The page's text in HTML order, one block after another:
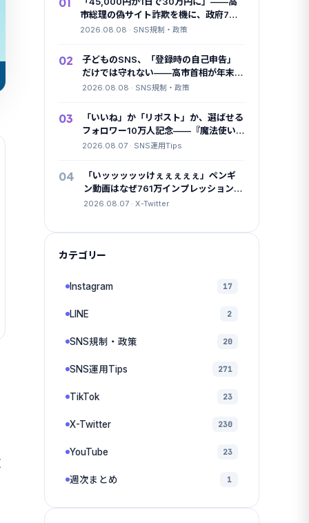
市総理の偽サイト詐欺を機に、政府7府
省庁がSNS広告に”本人確認”を要請
2026.08.08 · SNS規制・政策
02
子どものSNS、「登録時の自己申告」
だけでは守れない——高市首相が年末ま
でに規制方針とりまとめを指示
2026.08.08 · SNS規制・政策
03
「いいね」か「リポスト」か、選ばせる
フォロワー10万人記念——『魔法使い
の夜』公式Xの設計
2026.08.07 · SNS運用Tips
04
「いッッッッッけぇぇぇぇぇ」ペンギ
ン動画はなぜ761万インプレッションま
で伸びたのか
2026.08.07 · X-Twitter
カテゴリー
Instagram 17
LINE 2
SNS規制・政策 20
SNS運用Tips 271
TikTok 23
X-Twitter 230
YouTube 23
週次まとめ 1